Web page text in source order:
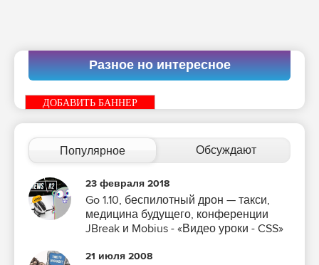
Разное но интересное
ДОБАВИТЬ БАННЕР
Популярное Обсуждают
23 февраля 2018
Go 1.10, беспилотный дрон — такси,
медицина будущего, конференции
JBreak и Mobius - «Видео уроки - CSS»
21 июля 2008